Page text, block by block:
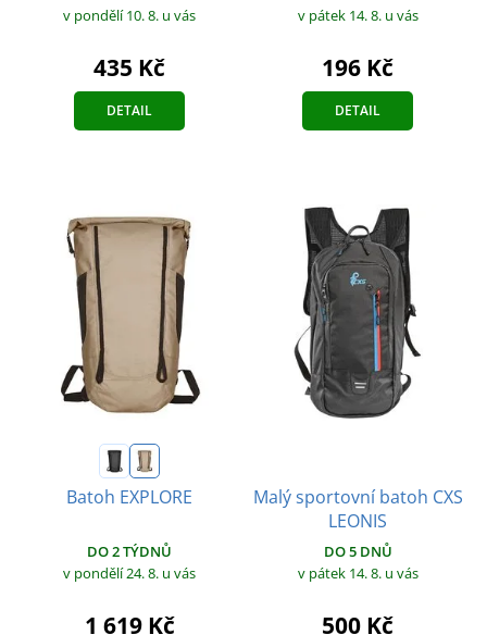
v pondělí 10. 8. u vás
435 Kč
DETAIL
v pátek 14. 8. u vás
196 Kč
DETAIL
Batoh EXPLORE
DO 2 TÝDNŮ
v pondělí 24. 8. u vás
1 619 Kč
Malý sportovní batoh CXS
LEONIS
DO 5 DNŮ
v pátek 14. 8. u vás
500 Kč